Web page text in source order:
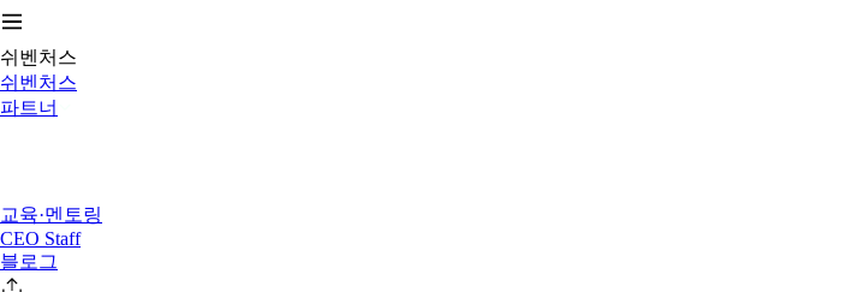
쉬벤처스
쉬벤처스
파트너
교육·멘토링
CEO Staff
블로그